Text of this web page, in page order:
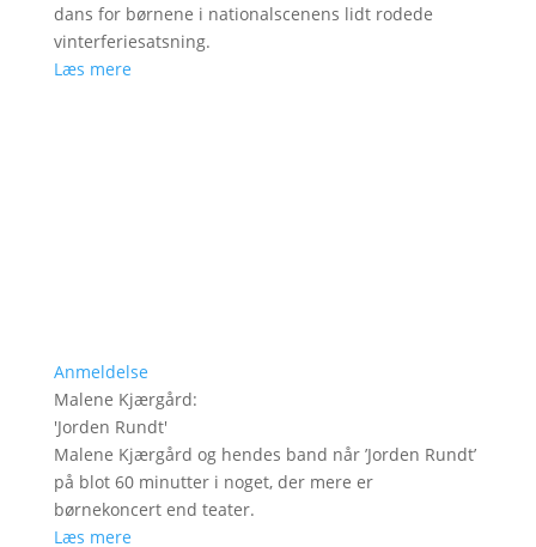
dans for børnene i nationalscenens lidt rodede
vinterferiesatsning.
Læs mere
Anmeldelse
Malene Kjærgård:
'Jorden Rundt'
Malene Kjærgård og hendes band når ’Jorden Rundt’
på blot 60 minutter i noget, der mere er
børnekoncert end teater.
Læs mere